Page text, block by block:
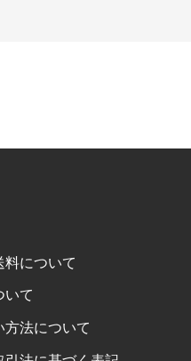
料について
いて
方法について